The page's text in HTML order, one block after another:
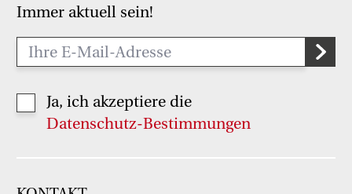
Immer aktuell sein!
Ja, ich akzeptiere die
Datenschutz-Bestimmungen